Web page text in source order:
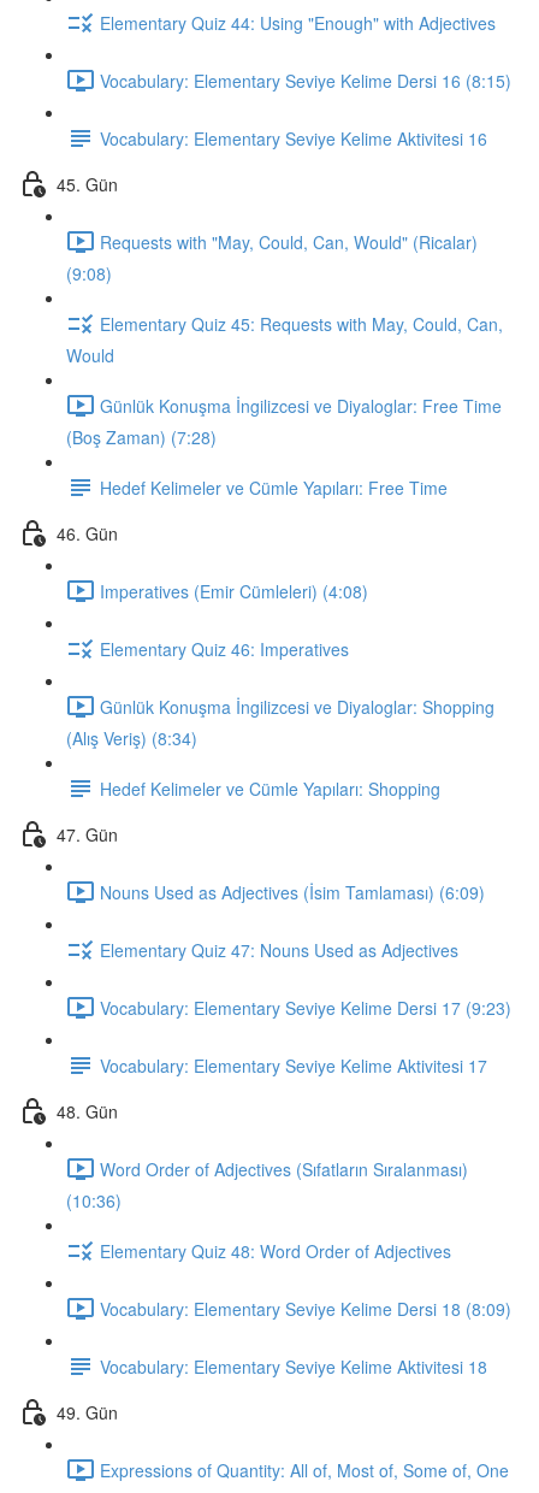
Elementary Quiz 44: Using "Enough" with Adjectives
Vocabulary: Elementary Seviye Kelime Dersi 16 (8:15)
Vocabulary: Elementary Seviye Kelime Aktivitesi 16
45. Gün
Requests with "May, Could, Can, Would" (Ricalar)
(9:08)
Elementary Quiz 45: Requests with May, Could, Can,
Would
Günlük Konuşma İngilizcesi ve Diyaloglar: Free Time
(Boş Zaman) (7:28)
Hedef Kelimeler ve Cümle Yapıları: Free Time
46. Gün
Imperatives (Emir Cümleleri) (4:08)
Elementary Quiz 46: Imperatives
Günlük Konuşma İngilizcesi ve Diyaloglar: Shopping
(Alış Veriş) (8:34)
Hedef Kelimeler ve Cümle Yapıları: Shopping
47. Gün
Nouns Used as Adjectives (İsim Tamlaması) (6:09)
Elementary Quiz 47: Nouns Used as Adjectives
Vocabulary: Elementary Seviye Kelime Dersi 17 (9:23)
Vocabulary: Elementary Seviye Kelime Aktivitesi 17
48. Gün
Word Order of Adjectives (Sıfatların Sıralanması)
(10:36)
Elementary Quiz 48: Word Order of Adjectives
Vocabulary: Elementary Seviye Kelime Dersi 18 (8:09)
Vocabulary: Elementary Seviye Kelime Aktivitesi 18
49. Gün
Expressions of Quantity: All of, Most of, Some of, One